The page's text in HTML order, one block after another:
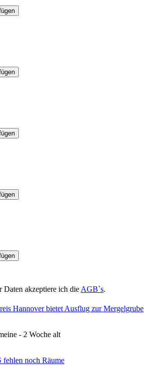
Daten akzeptiere ich die AGB`s.
Hannover bietet Ausflug zur Mergelgrube
- 2 Woche alt
noch Räume